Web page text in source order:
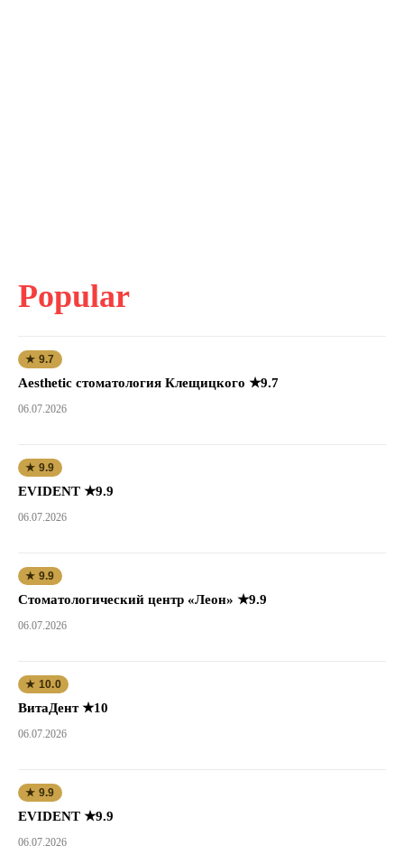
Popular
★ 9.7
Aesthetic стоматология Клещицкого ★9.7
06.07.2026
★ 9.9
EVIDENT ★9.9
06.07.2026
★ 9.9
Стоматологический центр «Леон» ★9.9
06.07.2026
★ 10.0
ВитаДент ★10
06.07.2026
★ 9.9
EVIDENT ★9.9
06.07.2026